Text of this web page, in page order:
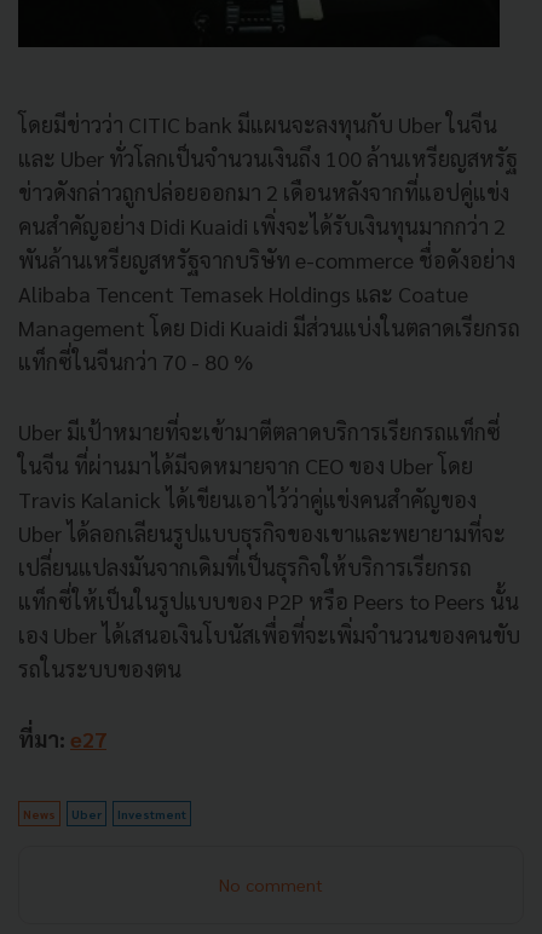
โดยมีข่าวว่า CITIC bank มีแผนจะลงทุนกับ Uber ในจีน
และ Uber ทั่วโลกเป็นจำนวนเงินถึง 100 ล้านเหรียญสหรัฐ
ข่าวดังกล่าวถูกปล่อยออกมา 2 เดือนหลังจากที่แอปคู่แข่ง
คนสำคัญอย่าง Didi Kuaidi เพิ่งจะได้รับเงินทุนมากกว่า 2
พันล้านเหรียญสหรัฐจากบริษัท e-commerce ชื่อดังอย่าง
Alibaba Tencent Temasek Holdings และ Coatue
Management โดย Didi Kuaidi มีส่วนแบ่งในตลาดเรียกรถ
แท็กซี่ในจีนกว่า 70 - 80 %
Uber มีเป้าหมายที่จะเข้ามาตีตลาดบริการเรียกรถแท็กซี่
ในจีน ที่ผ่านมาได้มีจดหมายจาก CEO ของ Uber โดย
Travis Kalanick ได้เขียนเอาไว้ว่าคู่แข่งคนสำคัญของ
Uber ได้ลอกเลียนรูปแบบธุรกิจของเขาและพยายามที่จะ
เปลี่ยนแปลงมันจากเดิมที่เป็นธุรกิจให้บริการเรียกรถ
แท็กซี่ให้เป็นในรูปแบบของ P2P หรือ Peers to Peers นั้น
เอง Uber ได้เสนอเงินโบนัสเพื่อที่จะเพิ่มจำนวนของคนขับ
รถในระบบของตน
ที่มา: e27
News Uber Investment
No comment